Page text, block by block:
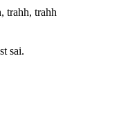
trahh, trahh
sai.